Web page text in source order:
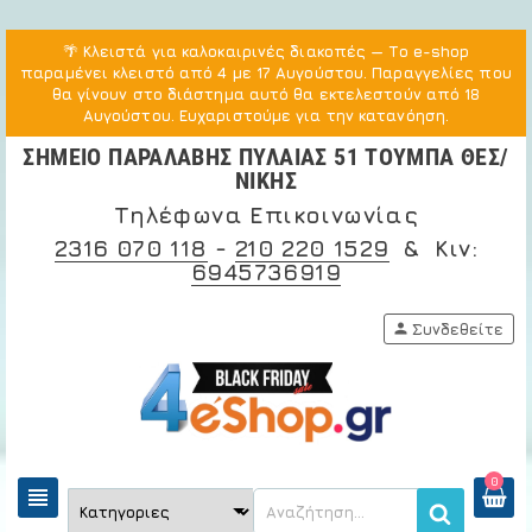
🌴 Κλειστά για καλοκαιρινές διακοπές — Το e-shop
παραμένει κλειστό από 4 με 17 Αυγούστου. Παραγγελίες που
θα γίνουν στο διάστημα αυτό θα εκτελεστούν από 18
Αυγούστου. Ευχαριστούμε για την κατανόηση.
ΣΗΜΕΙΟ ΠΑΡΑΛΑΒΗΣ ΠΥΛΑΙΑΣ 51 ΤΟΥΜΠΑ ΘΕΣ/
ΝΙΚΗΣ
Τηλέφωνα Επικοινωνίας
2316 070 118 - 210 220 1529 & Κιν:
6945736919
view_headline
0
person Συνδεθείτε